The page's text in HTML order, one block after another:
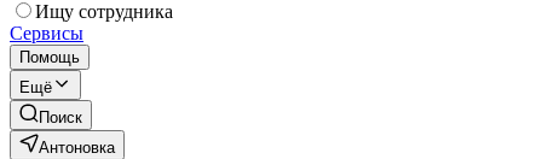
Ищу сотрудника
Сервисы
Помощь
Ещё
Поиск
Антоновка